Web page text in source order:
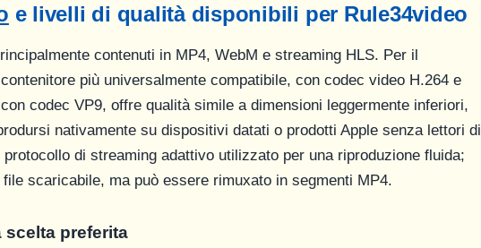
e livelli di qualità disponibili per Rule34video
contenuti in MP4, WebM e streaming HLS. Per il
più universalmente compatibile, con codec video H.264 e
codec VP9, offre qualità simile a dimensioni leggermente inferiori,
nativamente su dispositivi datati o prodotti Apple senza lettori di
di streaming adattivo utilizzato per una riproduzione fluida;
scaricabile, ma può essere rimuxato in segmenti MP4.
scelta preferita